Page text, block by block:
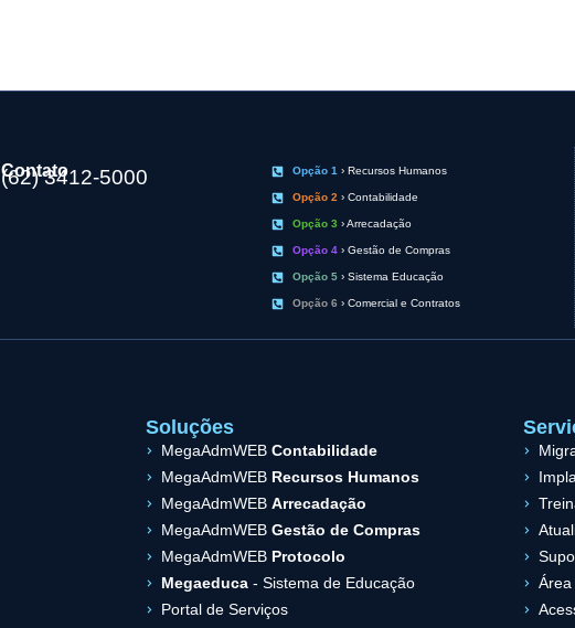
Contato
(62) 3412-5000 Opção 1› Recursos Humanos
Opção 2› Contabilidade
Opção 3 › Arrecadação
Opção 4› Gestão de Compras
Opção 5› Sistema Educação
Opção 6 › Comercial e Contratos
Soluções
MegaAdmWEB Contabilidade
MegaAdmWEB Recursos Humanos
MegaAdmWEB Arrecadação
MegaAdmWEB Gestão de Compras
MegaAdmWEB Protocolo
Megaeduca- Sistema de Educação
Portal de Serviços
Área